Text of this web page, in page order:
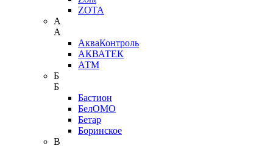
ZOTA
А
А
АкваКонтроль
АКВАТЕК
АТМ
Б
Б
Бастион
БелОМО
Бетар
Боринское
В